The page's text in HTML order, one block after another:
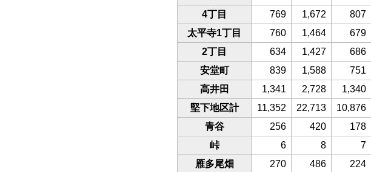
4丁目
769 1,672 807
太平寺1丁目
760 1,464 679
2丁目
634 1,427 686
安堂町
839 1,588 751
高井田
1,341 2,728 1,340
堅下地区計
11,352 22,713 10,876
青谷
256 420 178
峠
6 8 7
雁多尾畑
270 486 224